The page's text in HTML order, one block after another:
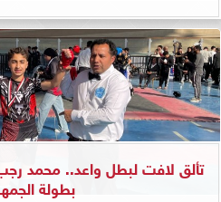
تألق لافت لبطل واعد.. محمد
بطولة